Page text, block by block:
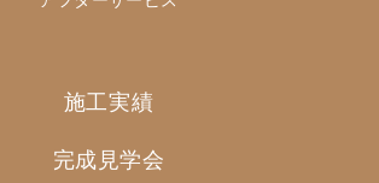
施工実績
完成見学会